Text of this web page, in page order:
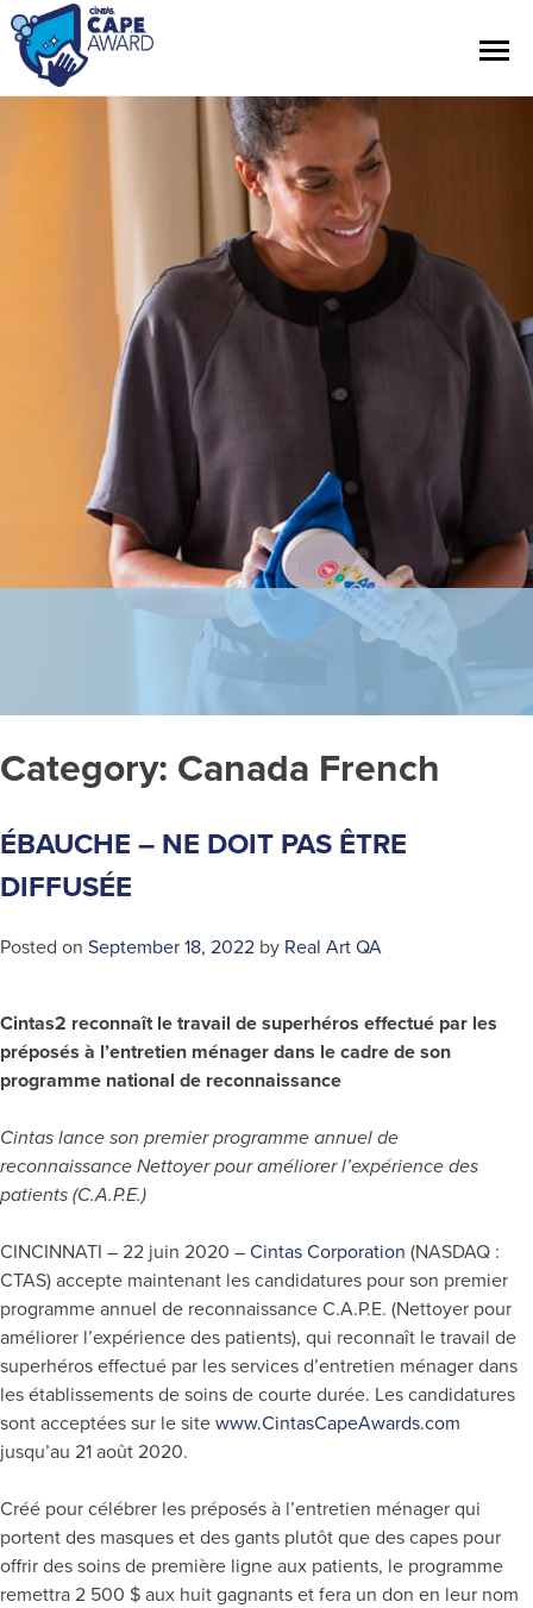
Press Releases
About Cintas
Category: Canada French
ÉBAUCHE – NE DOIT PAS ÊTRE
DIFFUSÉE
Posted on September 18, 2022 by Real Art QA
Cintas2 reconnaît le travail de superhéros effectué par les
préposés à l’entretien ménager dans le cadre de son
programme national de reconnaissance
Cintas lance son premier programme annuel de
reconnaissance Nettoyer pour améliorer l’expérience des
patients (C.A.P.E.)
CINCINNATI – 22 juin 2020 – Cintas Corporation (NASDAQ :
CTAS) accepte maintenant les candidatures pour son premier
programme annuel de reconnaissance C.A.P.E. (Nettoyer pour
améliorer l’expérience des patients), qui reconnaît le travail de
superhéros effectué par les services d’entretien ménager dans
les établissements de soins de courte durée. Les candidatures
sont acceptées sur le site www.CintasCapeAwards.com
jusqu’au 21 août 2020.
Créé pour célébrer les préposés à l’entretien ménager qui
portent des masques et des gants plutôt que des capes pour
offrir des soins de première ligne aux patients, le programme
remettra 2 500 $ aux huit gagnants et fera un don en leur nom